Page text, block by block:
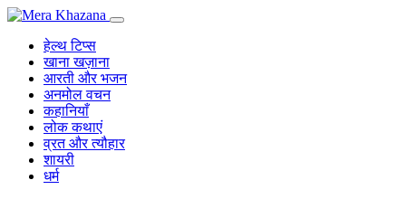
Skip
contentहेल्थ टिप्स
खाना खज़ाना
आरती और भजन
अनमोल वचन
कहानियाँ
लोक कथाएं
व्रत और त्यौहार
शायरी
धर्म